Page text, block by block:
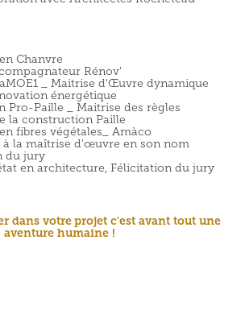
Chanvre
Rénov'
_ Maitrise d'Œuvre dynamique
énergétique
Pro-Paille _ Maitrise des règles
la construction Paille
fibres végétales_ Amàco
à la maîtrise d'œuvre en son nom
du jury
en architecture, Félicitation du jury
dans votre projet c'est avant tout une
aventure humaine !